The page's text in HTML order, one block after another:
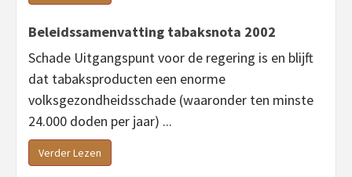
Beleidssamenvatting tabaksnota 2002
Schade Uitgangspunt voor de regering is en blijft
dat tabaksproducten een enorme
volksgezondheidsschade (waaronder ten minste
24.000 doden per jaar) ...
Verder Lezen